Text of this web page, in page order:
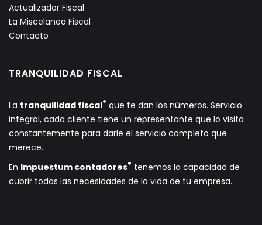
Actualizador Fiscal
La Miscelanea Fiscal
Contacto
TRANQUILIDAD FISCAL
La tranquilidad fiscal® que te dan los números. Servicio
integral, cada cliente tiene un representante que lo visita
constantemente para darle el servicio completo que
merece.
En Impuestum contadores® tenemos la capacidad de
cubrir todas las necesidades de la vida de tu empresa.